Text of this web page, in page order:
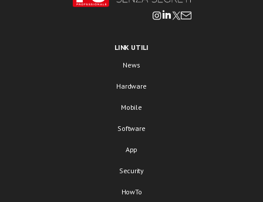
LINK UTILI
News
Hardware
Mobile
Software
App
Security
HowTo